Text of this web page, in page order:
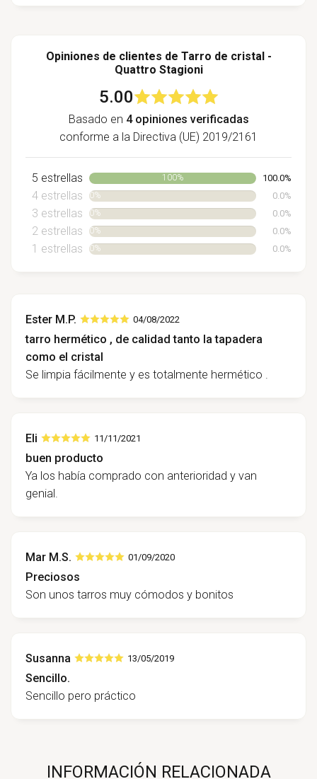
Opiniones de clientes de Tarro de cristal -
Quattro Stagioni
5.00
Basado en 4 opiniones verificadas
conforme a la Directiva (UE) 2019/2161
5 estrellas 100% 100.0%
4 estrellas 0% 0.0%
3 estrellas 0% 0.0%
2 estrellas 0% 0.0%
1 estrellas 0% 0.0%
Ester M.P. 04/08/2022
tarro hermético , de calidad tanto la tapadera
como el cristal
Se limpia fácilmente y es totalmente hermético .
Eli 11/11/2021
buen producto
Ya los había comprado con anterioridad y van
genial.
Mar M.S. 01/09/2020
Preciosos
Son unos tarros muy cómodos y bonitos
Susanna 13/05/2019
Sencillo.
Sencillo pero práctico
INFORMACIÓN RELACIONADA